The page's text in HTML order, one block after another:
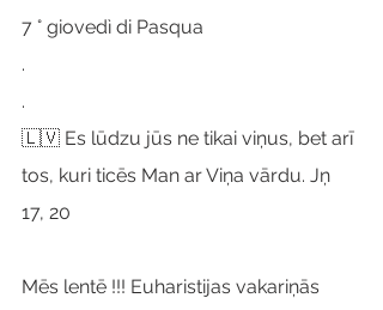
7 ° giovedì di Pasqua
.
.
🇱🇻 Es lūdzu jūs ne tikai viņus, bet arī
tos, kuri ticēs Man ar Viņa vārdu. Jņ
17, 20
Mēs lentē !!! Euharistijas vakariņās